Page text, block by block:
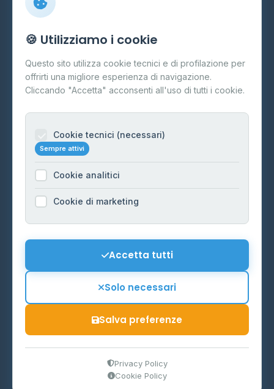
Info
Cos'è il GPL
FAQ
Contatti
Informazioni legali
Cookie Policy
Preferenze Cookie
Mappa del sito
P.IVA 03859300364
Ministero delle Imprese e del Made in Italy
🍪 Utilizziamo i cookie
Questo sito utilizza cookie tecnici e di profilazione per
offrirti una migliore esperienza di navigazione.
Cliccando "Accetta" acconsenti all'uso di tutti i cookie.
Cookie tecnici (necessari)
Sempre attivi
Cookie analitici
Cookie di marketing
Accetta tutti
Solo necessari
Salva preferenze
Privacy Policy
Cookie Policy